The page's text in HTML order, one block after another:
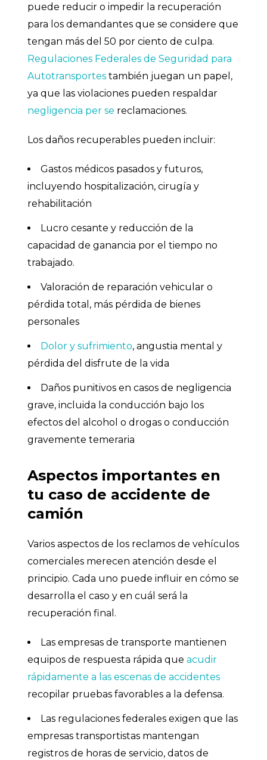
puede reducir o impedir la recuperación
para los demandantes que se considere que
tengan más del 50 por ciento de culpa.
Regulaciones Federales de Seguridad para
Autotransportes también juegan un papel,
ya que las violaciones pueden respaldar
negligencia per se reclamaciones.
Los daños recuperables pueden incluir:
Gastos médicos pasados y futuros,
incluyendo hospitalización, cirugía y
rehabilitación
Lucro cesante y reducción de la
capacidad de ganancia por el tiempo no
trabajado.
Valoración de reparación vehicular o
pérdida total, más pérdida de bienes
personales
Dolor y sufrimiento, angustia mental y
pérdida del disfrute de la vida
Daños punitivos en casos de negligencia
grave, incluida la conducción bajo los
efectos del alcohol o drogas o conducción
gravemente temeraria
Aspectos importantes en
tu caso de accidente de
camión
Varios aspectos de los reclamos de vehículos
comerciales merecen atención desde el
principio. Cada uno puede influir en cómo se
desarrolla el caso y en cuál será la
recuperación final.
Las empresas de transporte mantienen
equipos de respuesta rápida que acudir
rápidamente a las escenas de accidentes
recopilar pruebas favorables a la defensa.
Las regulaciones federales exigen que las
empresas transportistas mantengan
registros de horas de servicio, datos de